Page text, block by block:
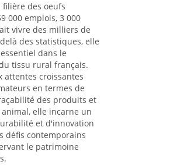
filière des oeufs
000 emplois, 3 000
vivre des milliers de
des statistiques, elle
dans le
tissu rural français.
attentes croissantes
en termes de
des produits et
elle incarne un
et d'innovation
défis contemporains
le patrimoine